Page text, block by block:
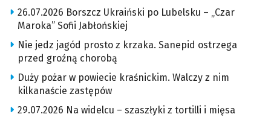
26.07.2026 Borszcz Ukraiński po Lubelsku – „Czar
Maroka” Sofii Jabłońskiej
Nie jedz jagód prosto z krzaka. Sanepid ostrzega
przed groźną chorobą
Duży pożar w powiecie kraśnickim. Walczy z nim
kilkanaście zastępów
29.07.2026 Na widelcu – szaszłyki z tortilli i mięsa